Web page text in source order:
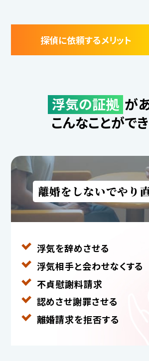
探偵に依頼するメリット
浮気の証拠 が
こんなことがで
離婚をしないでやり
浮気を辞めさせる
浮気相手と会わせなくする
不貞慰謝料請求
認めさせ謝罪させる
離婚請求を拒否する